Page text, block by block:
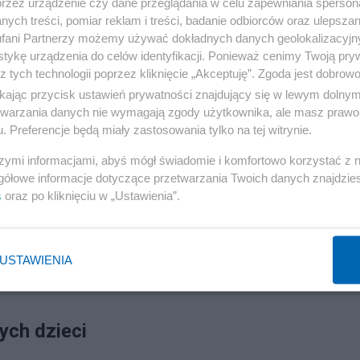
AP, to jedna z najmłodszych ofiar agresji
Reklama
agresji na Ukrainę – poinformowała w niedzielę
Denysowa. To zapewne niepełne liczby, bo nie
budynków.
do tworzenia korytarzy humanitarnych, by ratować
dzieci
treści, pomiar reklam i treści, badanie odbiorców oraz
Partnerzy możemy używać dokładnych danych
urządzenia do celów identyfikacji. Ponieważ cenimy Twoją
tych technologii poprzez kliknięcie „Akceptuję”. Zgoda jest
przycisk ustawień prywatności znajdujący się w lewym
danych nie wymagają zgody użytkownika, ale masz
Preferencje będą miały zastosowania tylko na tej witrynie.
informacjami, abyś mógł świadomie i komfortowo korzystać z
informacje dotyczące przetwarzania Twoich danych
oraz po kliknięciu w „Ustawienia”.
USTAWIENIA